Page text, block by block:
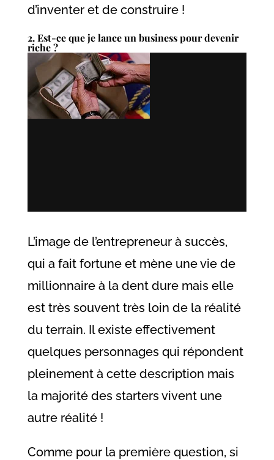
d’inventer et de construire !
2. Est-ce que je lance un business pour devenir
riche ?
L’image de l’entrepreneur à succès,
qui a fait fortune et mène une vie de
millionnaire à la dent dure mais elle
est très souvent très loin de la réalité
du terrain. Il existe effectivement
quelques personnages qui répondent
pleinement à cette description mais
la majorité des starters vivent une
autre réalité !
Comme pour la première question, si